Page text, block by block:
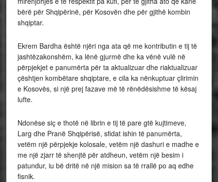
bërë për Shqipërinë, për Kosovën dhe për gjithë kombin
shqiptar.
Ekrem Bardha është njëri nga ata që me kontributin e tij të
jashtëzakonshëm, ka lënë gjurmë dhe ka vënë vulë në
përpjekjet e panumërta për ta aktualizuar dhe riaktualizuar
çështjen kombëtare shqiptare, e cila ka nënkuptuar çlirimin
e Kosovës, si një prej fazave më të rënëdësishme të kësaj
lufte.
Ndonëse siç e thotë në librin e tij të pare gtë kujtimeve,
Larg dhe Pranë Shqipërisë, sfidat ishin të panumërta,
vetëm një përpjekje kolosale, vetëm një dashuri e madhe e
me një zjarr të shenjtë për atdheun, vetëm një besim i
patundur, iu bë dritë në një mision sa të rrallë po aq edhe
fisnik.